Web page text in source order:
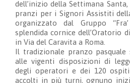
dell’inizio della Settimana
pranzi per i Signori Assistiti
organizzato dal Gruppo
splendida cornice dell’Oratorio
in Via del Caravita a Roma.
Il tradizionale pranzo
alle vigenti disposizioni di
degli operatori e dei 120
accolti in più turni, ognuno